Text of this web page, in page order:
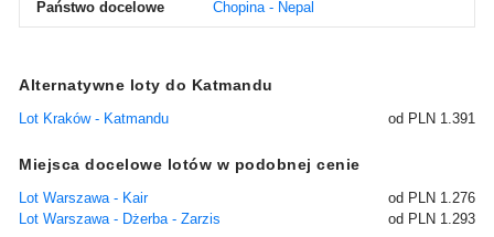
Państwo docelowe
Chopina - Nepal
Alternatywne loty do Katmandu
Lot Kraków - Katmandu od PLN 1.391
Miejsca docelowe lotów w podobnej cenie
Lot Warszawa - Kair
od PLN 1.276
Lot Warszawa - Dżerba - Zarzis
od PLN 1.293